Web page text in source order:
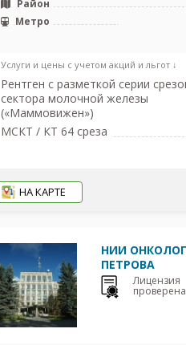
Район
Метро
Услуги и цены с учетом акций и льгот ↓
Рентген с разметкой серии
сектора молочной железы
(«Маммовижен»)
МСКТ / КТ 64 среза
НА КАРТЕ
НИИ
ПЕТРОВА
Лицензия
проверена